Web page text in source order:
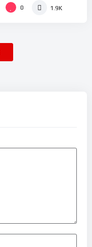
0 1.9K